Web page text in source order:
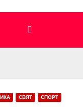
СВЯТ СПОРТ